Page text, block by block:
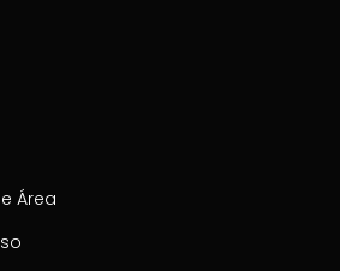
Área